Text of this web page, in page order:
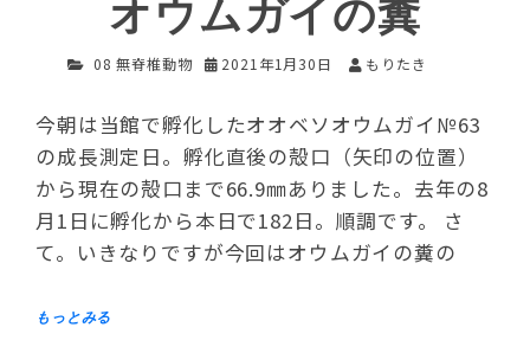
オウムガイの糞
08 無脊椎動物 2021年1月30日 もりたき
今朝は当館で孵化したオオベソオウムガイ№63
の成長測定日。孵化直後の殻口（矢印の位置）
から現在の殻口まで66.9㎜ありました。去年の8
月1日に孵化から本日で182日。順調です。 さ
て。いきなりですが今回はオウムガイの糞の